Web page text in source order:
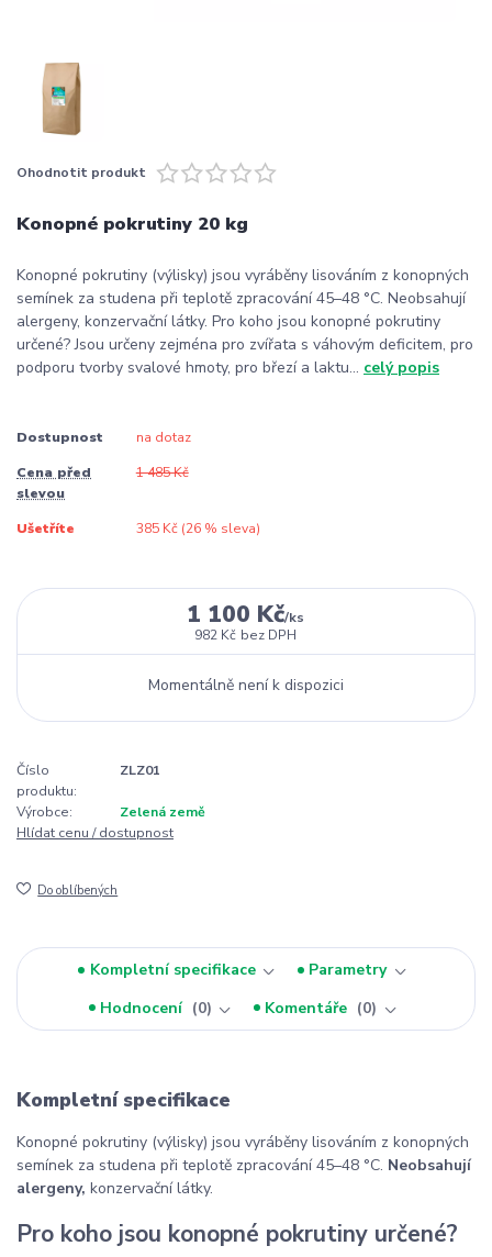
Ohodnotit produkt
Konopné pokrutiny 20 kg
Konopné pokrutiny (výlisky) jsou vyráběny lisováním z konopných
semínek za studena při teplotě zpracování 45–48 °C. Neobsahují
alergeny, konzervační látky. Pro koho jsou konopné pokrutiny
určené? Jsou určeny zejména pro zvířata s váhovým deficitem, pro
podporu tvorby svalové hmoty, pro březí a laktu... celý popis
Dostupnost na dotaz
Cena před
slevou
1 485 Kč
Ušetříte 385 Kč (26% sleva)
1 100 Kč/ks
982 Kč bez DPH
Momentálně není k dispozici
Číslo
produktu:
ZLZ01
Výrobce:
Zelená země
Hlídat cenu / dostupnost
Do oblíbených
Kompletní specifikace
Parametry
Hodnocení
0 Komentáře 0
Kompletní specifikace
Konopné pokrutiny (výlisky) jsou vyráběny lisováním z konopných
semínek za studena při teplotě zpracování 45–48 °C. Neobsahují
alergeny, konzervační látky.
Pro koho jsou konopné pokrutiny určené?